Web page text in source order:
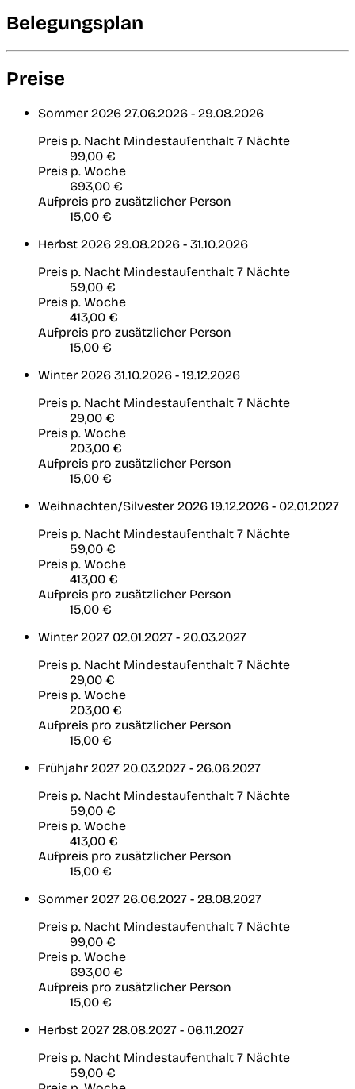
Belegungsplan
Preise
Sommer 2026 27.06.2026 - 29.08.2026
Preis p. Nacht Mindestaufenthalt 7 Nächte
99,00 €
Preis p. Woche
693,00 €
Aufpreis pro zusätzlicher Person
15,00 €
Herbst 2026 29.08.2026 - 31.10.2026
Preis p. Nacht Mindestaufenthalt 7 Nächte
59,00 €
Preis p. Woche
413,00 €
Aufpreis pro zusätzlicher Person
15,00 €
Winter 2026 31.10.2026 - 19.12.2026
Preis p. Nacht Mindestaufenthalt 7 Nächte
29,00 €
Preis p. Woche
203,00 €
Aufpreis pro zusätzlicher Person
15,00 €
Weihnachten/Silvester 2026 19.12.2026 - 02.01.2027
Preis p. Nacht Mindestaufenthalt 7 Nächte
59,00 €
Preis p. Woche
413,00 €
Aufpreis pro zusätzlicher Person
15,00 €
Winter 2027 02.01.2027 - 20.03.2027
Preis p. Nacht Mindestaufenthalt 7 Nächte
29,00 €
Preis p. Woche
203,00 €
Aufpreis pro zusätzlicher Person
15,00 €
Frühjahr 2027 20.03.2027 - 26.06.2027
Preis p. Nacht Mindestaufenthalt 7 Nächte
59,00 €
Preis p. Woche
413,00 €
Aufpreis pro zusätzlicher Person
15,00 €
Sommer 2027 26.06.2027 - 28.08.2027
Preis p. Nacht Mindestaufenthalt 7 Nächte
99,00 €
Preis p. Woche
693,00 €
Aufpreis pro zusätzlicher Person
15,00 €
Herbst 2027 28.08.2027 - 06.11.2027
Preis p. Nacht Mindestaufenthalt 7 Nächte
59,00 €